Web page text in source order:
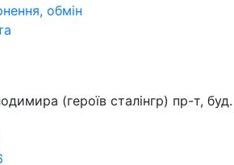
обмін
(героїв сталінгр) пр-т, буд.